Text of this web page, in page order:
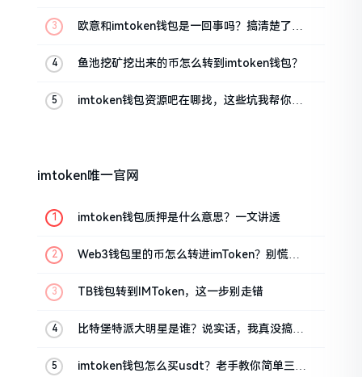
欧意和imtoken钱包是一回事吗？搞清楚了再
鱼池挖矿挖出来的币怎么转到imtoken钱包？
imtoken钱包资源吧在哪找，这些坑我帮你趟
imtoken唯一官网
imtoken钱包质押是什么意思？一文讲透
Web3钱包里的币怎么转进imToken？别慌，
TB钱包转到IMToken，这一步别走错
比特堡特派大明星是谁？说实话，我真没搞明
imtoken钱包怎么买usdt？老手教你简单三步